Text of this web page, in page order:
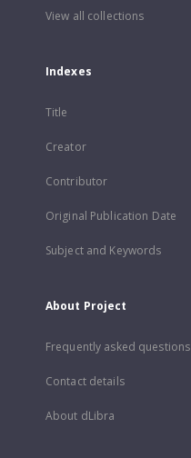
View all collections
Indexes
Title
Creator
Contributor
Original Publication Date
Subject and Keywords
About Project
Frequently asked questions
Contact details
About dLibra